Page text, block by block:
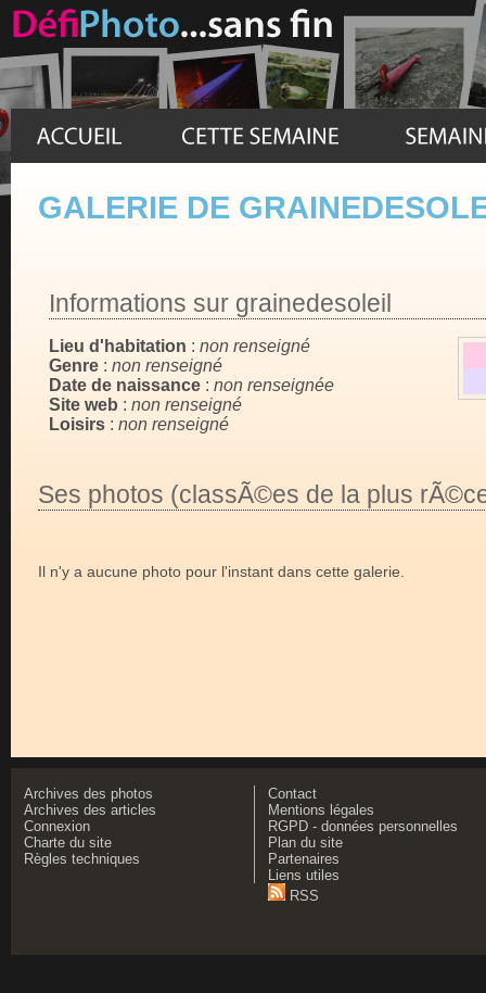
GALERIE DE
Informations sur grainedesoleil
Lieu d'habitation : non renseigné
Genre : non renseigné
Date de naissance : non renseignée
Site web : non renseigné
Loisirs : non renseigné
Ses photos (classÃ©es de la plus
Il n'y a aucune photo pour l'instant dans cette galerie.
Archives des photos
Archives des articles
Connexion
Charte du site
Règles techniques
Contact
Mentions légales
RGPD - données personnelles
Plan du site
Partenaires
Liens utiles
RSS